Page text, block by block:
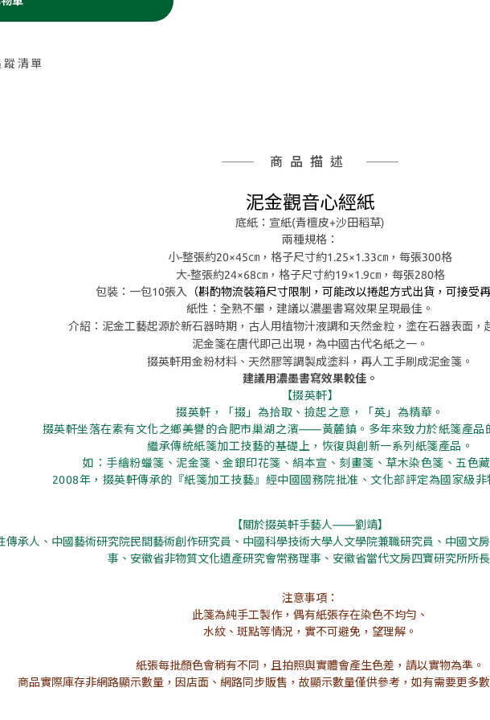
蹤清單
商品描述
泥金觀音心經紙
底紙：宣紙(青檀皮+沙田稻草)
兩種規格：
小-整張約20×45㎝， 格子尺寸約1.25×1.33㎝，每張300格
大-整張約24×68㎝， 格子尺寸約19×1.9㎝，每張280格
包裝：一包10張入
（斟酌物流裝箱尺寸限制，可能改以捲起方式出貨，可接受再
紙性：全熟不暈，建議以濃墨書寫效果呈現最佳。
介紹：泥金工藝起源於新石器時期， 古人用植物汁液調和天然金粒，塗在石器表面，
泥金箋在唐代即己出現， 為中國古代名紙之一。
掇英軒用金粉材料、天然膠等調製成塗料， 再人工手刷成泥金箋。
建議用濃墨書寫效果較佳。
【掇英軒】
掇英軒，「掇」為拾取、撿起之意，「英」為精華。
掇英軒坐落在素有文化之鄉美譽的合肥市巢湖之濱——黃麓鎮。多年來致力於紙箋產品
繼承傳統紙箋加工技藝的基礎上，恢復與創新一系列紙箋產品。
如：手繪粉蠟箋、泥金箋、金銀印花箋、絹本宣、刻畫箋、草木染色箋、五色藏
2008年，掇英軒傳承的『紙箋加工技藝』經中國國務院批准、文化部評定為國家級非
【關於掇英軒手藝人——劉靖】
傳承人、中國藝術研究院民間藝術創作研究員、中國科學技術大學人文學院兼職研究員、中國文
事、安徽省非物質文化遺產研究會常務理事、安徽省當代文房四寶研究所所長
注意事項：
此箋為純手工製作，偶有紙張存在染色不均勻、
水紋、斑點等情況， 實不可避免，望理解。
紙張每批顏色會稍有不同，且拍照與實體會產生色差，請以實物為準。
商品實際庫存非網路顯示數量，因店面、網路同步販售，故顯示數量僅供參考，如有需要更多